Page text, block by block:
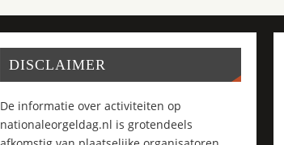
DISCLAIMER
De informatie over activiteiten op
nationaleorgeldag.nl is grotendeels